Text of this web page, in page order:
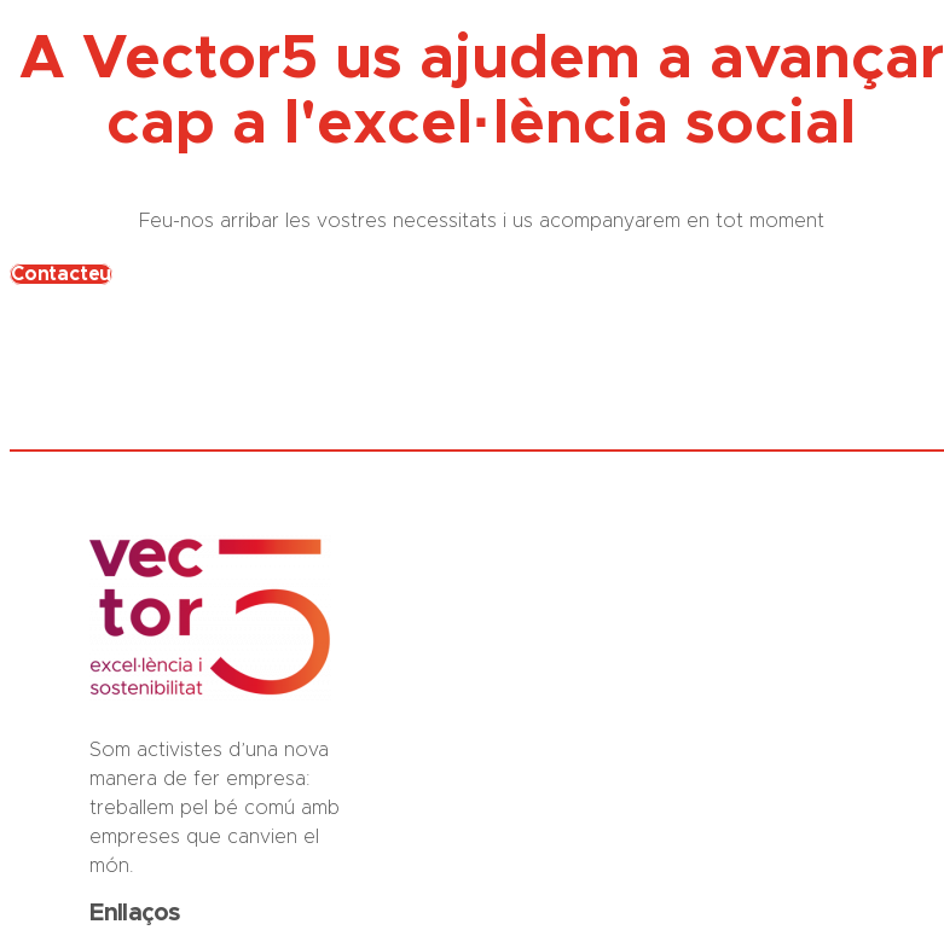
A Vector5 us ajudem a avançar
cap a l'excel·lència social
Feu-nos arribar les vostres necessitats i us acompanyarem en tot moment
Contacteu
Som activistes d’una nova
manera de fer empresa:
treballem pel bé comú amb
empreses que canvien el
món.
Enllaços